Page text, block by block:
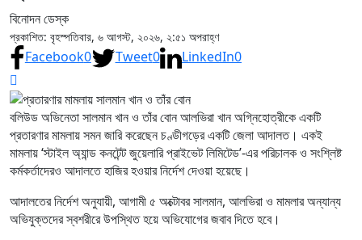
বিনোদন ডেস্ক
প্রকাশিত: বৃহস্পতিবার, ৬ আগস্ট, ২০২৬, ২:৫১ অপরাহ্ণ
Facebook0 Tweet0 LinkedIn0
বলিউড অভিনেতা সালমান খান ও তাঁর বোন আলভিরা খান অগ্নিহোত্রীকে একটি
প্রতারণার মামলায় সমন জারি করেছেন চণ্ডীগড়ের একটি জেলা আদালত। একই
মামলায় ‘স্টাইল অ্যান্ড কনটেন্ট জুয়েলারি প্রাইভেট লিমিটেড’-এর পরিচালক ও সংশ্লিষ্ট
কর্মকর্তাদেরও আদালতে হাজির হওয়ার নির্দেশ দেওয়া হয়েছে।
আদালতের নির্দেশ অনুযায়ী, আগামী ৫ অক্টোবর সালমান, আলভিরা ও মামলার অন্যান্য
অভিযুক্তদের স্বশরীরে উপস্থিত হয়ে অভিযোগের জবাব দিতে হবে।